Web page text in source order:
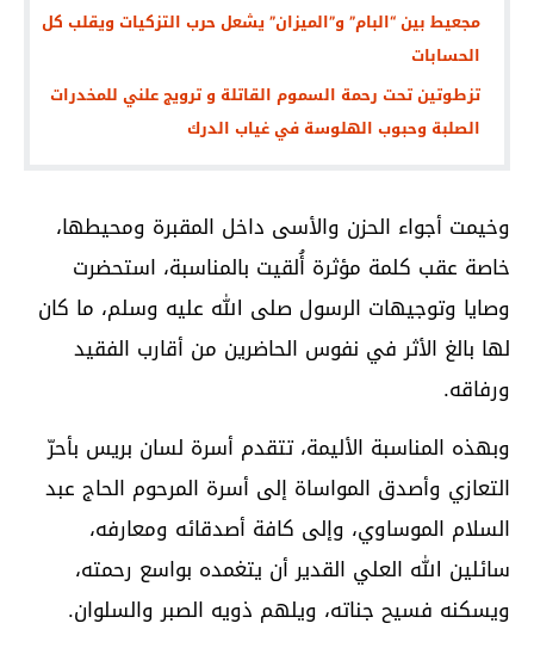
مجعيط بين “البام” و”الميزان” يشعل حرب التزكيات ويقلب كل
الحسابات
تزطوتين تحت رحمة السموم القاتلة و ترويج علني للمخدرات
الصلبة وحبوب الهلوسة في غياب الدرك
وخيمت أجواء الحزن والأسى داخل المقبرة ومحيطها،
خاصة عقب كلمة مؤثرة أُلقيت بالمناسبة، استحضرت
وصايا وتوجيهات الرسول صلى الله عليه وسلم، ما كان
لها بالغ الأثر في نفوس الحاضرين من أقارب الفقيد
ورفاقه.
وبهذه المناسبة الأليمة، تتقدم أسرة لسان بريس بأحرّ
التعازي وأصدق المواساة إلى أسرة المرحوم الحاج عبد
السلام الموساوي، وإلى كافة أصدقائه ومعارفه،
سائلين الله العلي القدير أن يتغمده بواسع رحمته،
ويسكنه فسيح جناته، ويلهم ذويه الصبر والسلوان.